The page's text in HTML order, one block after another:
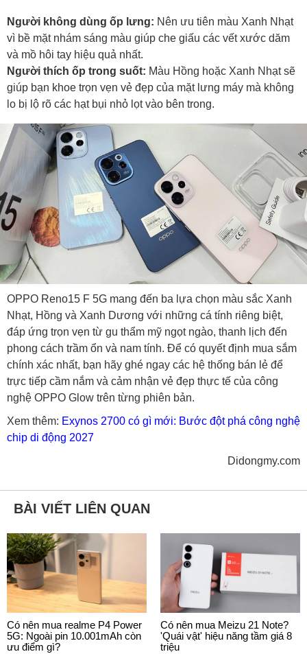
Người không dùng ốp lưng: Nên ưu tiên màu Xanh Nhạt
vì bề mặt nhám sáng màu giúp che giấu các vết xước dăm
và mồ hôi tay hiệu quả nhất.
Người thích ốp trong suốt: Màu Hồng hoặc Xanh Nhạt sẽ
giúp bạn khoe trọn vẹn vẻ đẹp của mặt lưng máy mà không
lo bị lộ rõ các hạt bụi nhỏ lọt vào bên trong.
OPPO Reno15 F 5G mang đến ba lựa chọn màu sắc Xanh
Nhạt, Hồng và Xanh Dương với những cá tính riêng biệt,
đáp ứng trọn vẹn từ gu thẩm mỹ ngọt ngào, thanh lịch đến
phong cách trầm ổn và nam tính. Để có quyết định mua sắm
chính xác nhất, bạn hãy ghé ngay các hệ thống bán lẻ để
trực tiếp cầm nắm và cảm nhận vẻ đẹp thực tế của công
nghệ OPPO Glow trên từng phiên bản.
Xem thêm: Exynos 2700 có gì mới: Bước đột phá công nghệ
chip di động 2027
Didongmy.com
BÀI VIẾT LIÊN QUAN
Có nên mua realme P4 Power
5G: Ngoài pin 10.001mAh còn
ưu điểm gì?
Có nên mua Meizu 21 Note?
'Quái vật' hiệu năng tầm giá 8
triệu